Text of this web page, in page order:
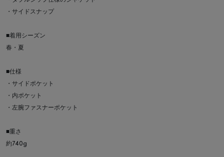
・サイドスナップ
■着用シーズン
春・夏
■仕様
・サイドポケット
・内ポケット
・左腕ファスナーポケット
■重さ
約740g